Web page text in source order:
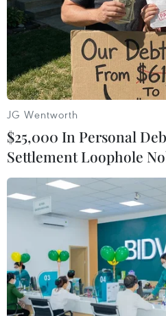
cảnh sát Ấn Độ bắt 4 công
Ahmedabad vì nghi ngờ có
Thổ Nhĩ Kỳ bắt giữ
tình nghi là thành viên
JG Wentworth
$25,000 In Personal
Settlement Loophole